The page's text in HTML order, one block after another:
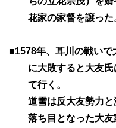
花家の家督を譲った
■1578年、耳川の戦いで
に大敗すると大友氏
て行く。
道雪は反大友勢力と
落ち目となった大友